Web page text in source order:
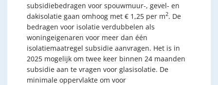
subsidiebedragen voor spouwmuur-, gevel- en
dakisolatie gaan omhoog met € 1,25 per m2. De
bedragen voor isolatie verdubbelen als
woningeigenaren voor meer dan één
isolatiemaatregel subsidie aanvragen. Het is in
2025 mogelijk om twee keer binnen 24 maanden
subsidie aan te vragen voor glasisolatie. De
minimale oppervlakte om voor